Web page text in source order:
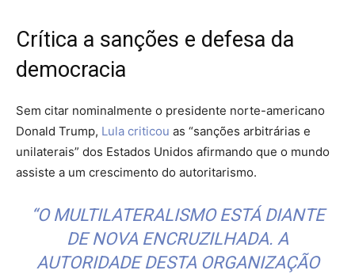
Crítica a sanções e defesa da
democracia
Sem citar nominalmente o presidente norte-americano
Donald Trump, Lula criticou as “sanções arbitrárias e
unilaterais” dos Estados Unidos afirmando que o mundo
assiste a um crescimento do autoritarismo.
“O MULTILATERALISMO ESTÁ DIANTE
DE NOVA ENCRUZILHADA. A
AUTORIDADE DESTA ORGANIZAÇÃO